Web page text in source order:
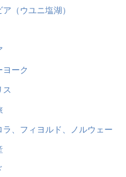
ア（ウユニ塩湖）
ヨーク
ス
ラ、フィヨルド、ノルウェー